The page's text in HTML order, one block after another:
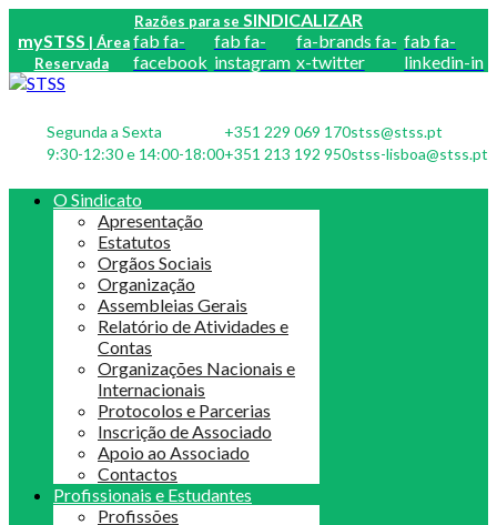
Razões para se SINDICALIZAR
mySTSS | Área
Reservada
fab fa-
facebook
fab fa-
instagram
fa-brands fa-
x-twitter
fab fa-
linkedin-in
Segunda a Sexta
9:30-12:30 e 14:00-18:00
+351 229 069 170
+351 213 192 950
stss@stss.pt
stss-lisboa@stss.pt
O Sindicato
Apresentação
Estatutos
Orgãos Sociais
Organização
Assembleias Gerais
Relatório de Atividades e
Contas
Organizações Nacionais e
Internacionais
Protocolos e Parcerias
Inscrição de Associado
Apoio ao Associado
Contactos
Profissionais e Estudantes
Profissões